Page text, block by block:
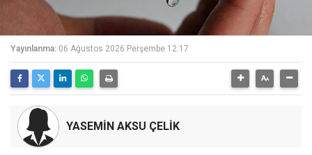
Yayınlanma: 06 Ağustos 2026 Perşembe 12:17
YASEMİN AKSU ÇELİK